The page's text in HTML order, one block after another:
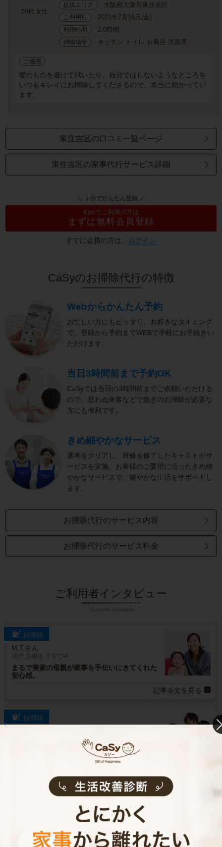
50代 女性
提供エリア 大阪府大阪市東住吉区
ご利用日 2021年7月16日(金)
利用時間 2.0時間
掃除場所 キッチン トイレ お風呂 洗面所
ご感想
棚のものを避けて拭いたり、自分ではしないようなところを
いつもキレイにお掃除してくださるので、本当に助かってい
ます。
東住吉区の口コミ一覧ページ
東住吉区の家事代行サービス詳細
＼ １分でかんたん登録 ／
初めてご利用の方は
まずは無料会員登録
すでに会員の方は、 ログイン
CaSyのお掃除代行の特徴
Webからかんたん予約
お忙しい方にもピッタリ。お好きなタイミング
で、登録から予約までWEBで手軽にお手続きい
ただけます。
当日3時間前まで予約OK
CaSyでは当日の3時間前までご依頼いただける
ので、思わぬ来客などで急ぎのお掃除が必要な
方にも便利です。
きめ細やかなサービス
選考をクリアし、研修を修了したキャストがサ
ービスを実施。お客様のご要望に沿ったきめ細
やかなサービスで、健やかな生活をサポートし
ます。
お掃除代行のサービス内容
お掃除代行のサービス料金
ご利用者インタビュー
Customer Interview
お掃除
M.T.さん
30代 共働き 子育て中
まるで実家の母親が家事を手伝いにきてくれた
安心感。
記事全文を見る
お掃除
普段できない時間を過ごすことができ、休日が
インタビュー一覧を見る